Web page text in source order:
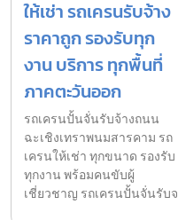
ให้เช่า รถเครนรับจ้าง
ราคาถูก รองรับทุก
งาน บริการ ทุกพื้นที่
ภาคตะวันออก
รถเครนปั้นจั่นรับจ้างถนน
ฉะเชิงเทราพนมสารคาม รถ
เครนให้เช่า ทุกขนาด รองรับ
ทุกงาน พร้อมคนขับผู้
เชี่ยวชาญ รถเครนปั้นจั่นรับจ